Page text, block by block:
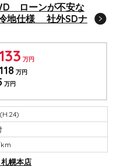
ローンが不安な
地仕様 社外SDナ
133 万円
118 万円
万円
幌本店